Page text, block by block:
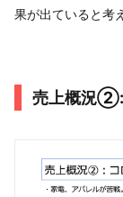
果が出ていると考
売上概況②: